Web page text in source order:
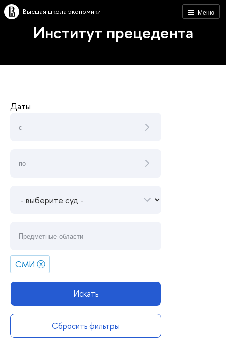
Меню
Высшая школа экономики
Институт прецедента
Даты
СМИ ⓧ
Искать
Сбросить фильтры